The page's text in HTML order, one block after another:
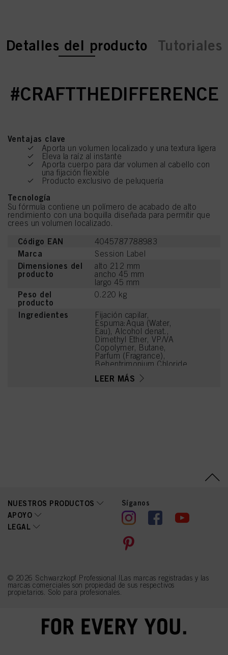
current tab:
current tab:
Detalles del producto Tutoriales
#CRAFTTHEDIFFERENCE
Ventajas clave
Aporta un volumen localizado y una textura ligera
Eleva la raíz al instante
Aporta cuerpo para dar volumen al cabello con
una fijación flexible
Producto exclusivo de peluquería
Tecnología
Su fórmula contiene un polímero de acabado de alto
rendimiento con una boquilla diseñada para permitir que
crees un volumen localizado.
Código EAN 4045787788983
Marca Session Label
Dimensiones del
producto
alto 212 mm
ancho 45 mm
largo 45 mm
Peso del
producto
0.220 kg
Ingredientes
Fijación capilar,
Espuma:Aqua (Water,
Eau), Alcohol denat.,
Dimethyl Ether, VP/VA
Copolymer, Butane,
Parfum (Fragrance),
Behentrimonium Chloride,
Isopropyl Alcohol,
Linalool, Hexyl Cinnamal,
LEER MÁS
NUESTROS PRODUCTOS
APOYO
LEGAL
Síganos
© 2026 Schwarzkopf Professional |Las marcas registradas y las
marcas comerciales son propiedad de sus respectivos
propietarios. Solo para profesionales.